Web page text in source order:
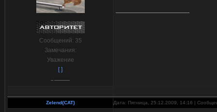
Сообщений: 35
Замечания:
Уважение
[ ]
Zelend{CAT} Дата: Пятница, 25.12.2009, 14:16 |